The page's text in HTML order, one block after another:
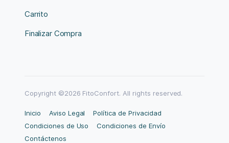
Carrito
Finalizar Compra
Copyright ©2026 FitoConfort. All rights reserved.
Inicio Aviso Legal
Política de Privacidad
Condiciones de Uso
Condiciones de Envío
Contáctenos